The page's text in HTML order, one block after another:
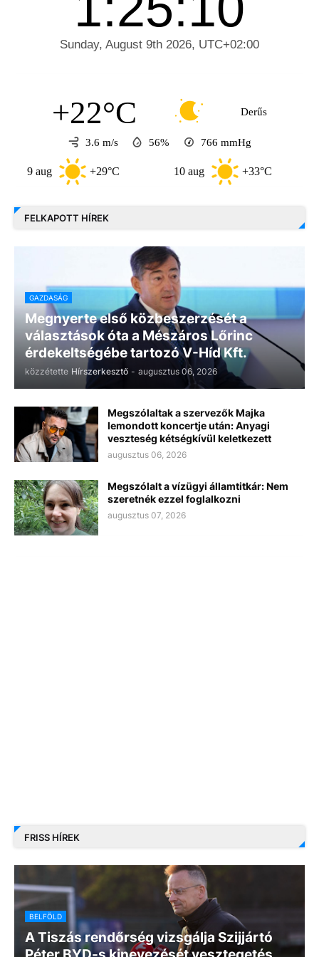
+22°C Derűs
3.6 m/s 56% 766 mmHg
+29°C +33°C
FELKAPOTT HÍREK
GAZDASÁG
Megnyerte első közbeszerzését a
választások óta a Mészáros Lőrinc
érdekeltségébe tartozó V-Híd Kft.
közzétette Hírszerkesztő - augusztus 06, 2026
Megszólaltak a szervezők Majka
lemondott koncertje után: Anyagi
veszteség kétségkívül keletkezett
augusztus 06, 2026
Megszólalt a vízügyi államtitkár: Nem
szeretnék ezzel foglalkozni
augusztus 07, 2026
FRISS HÍREK
BELFÖLD
A Tiszás rendőrség vizsgálja Szijjártó